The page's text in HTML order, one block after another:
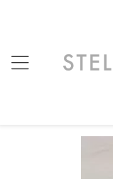
Accueil Products
E
plissé la